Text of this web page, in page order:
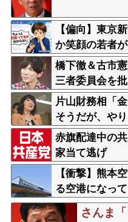
【偏向】東京
か笑顔の若者
る！」 ネット
たとでも言うの
橋下徹＆古市
三者委員会を批
片山財務相「
そうだが、や
で何とかする
赤旗配達中の
家当て逃げ
【衝撃】熊本
る空港になっ
さんま